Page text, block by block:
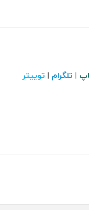
| تلگرام | توییتر